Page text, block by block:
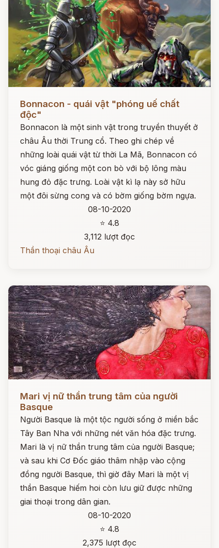
Bonnacon - quái vật "phóng uế chất
độc"
Bonnacon là một sinh vật trong truyền thuyết ở
châu Âu thời Trung cổ. Theo ghi chép về
những loài quái vật từ thời La Mã, Bonnacon có
vóc giáng giống một con bò với bộ lông màu
hung đỏ đặc trưng. Loài vật kì lạ này sở hữu
một đôi sừng cong và có bờm giống bờm ngựa.
08-10-2020
⭐ 4.8
3,112 lượt đọc
Thần thoại châu Âu
Mari vị nữ thần trung tâm của người
Basque
Người Basque là một tộc người sống ở miền bắc
Tây Ban Nha với những nét văn hóa đặc trưng.
Mari là vị nữ thần trung tâm của người Basque;
và sau khi Cơ Đốc giáo thâm nhập vào cộng
đồng người Basque, thì giờ đây Mari là một vị
thần Basque hiếm hoi còn lưu giữ được những
giai thoại trong dân gian.
08-10-2020
⭐ 4.8
2,375 lượt đọc